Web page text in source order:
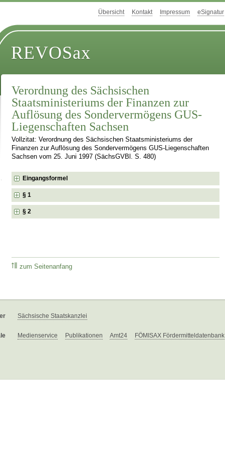
Übersicht Kontakt Impressum eSignatur
REVOSax
Verordnung des Sächsischen
Staatsministeriums der Finanzen zur
Auflösung des Sondervermögens GUS-
Liegenschaften Sachsen
Vollzitat: Verordnung des Sächsischen Staatsministeriums der
Finanzen zur Auflösung des Sondervermögens GUS-Liegenschaften
Sachsen vom 25. Juni 1997 (SächsGVBl. S. 480)
Eingangsformel
§ 1
§ 2
zum Seitenanfang
Sächsische Staatskanzlei
Medienservice Publikationen Amt24 FÖMISAX Fördermitteldatenbank